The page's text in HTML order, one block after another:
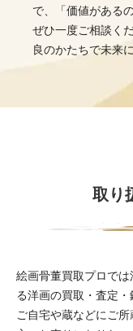
で、「価値がある
ぜひ一度ご相談く
良のかたちで未来
取り
絵画骨董買取プロで
る洋画の買取・査定・
ご自宅や蔵などにご